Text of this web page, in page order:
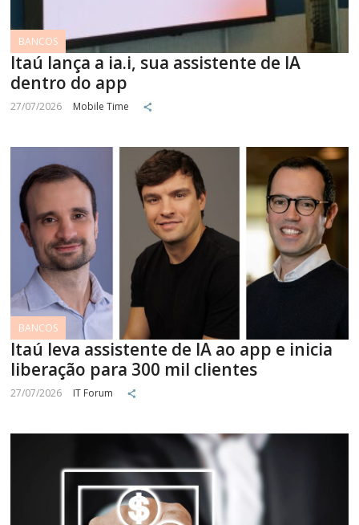
BANCOS
Itaú lança a ia.i, sua assistente de IA
dentro do app
27/07/2026 Mobile Time
BANCOS
Itaú leva assistente de IA ao app e inicia
liberação para 300 mil clientes
27/07/2026 IT Forum